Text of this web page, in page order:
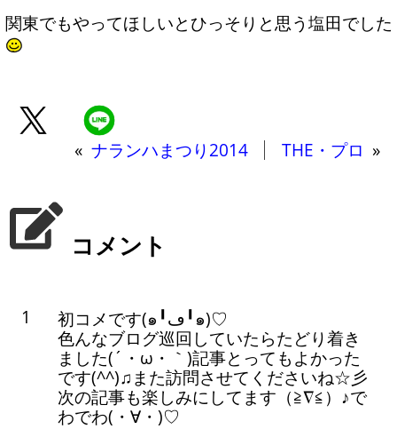
関東でもやってほしいとひっそりと思う塩田でした
« ナランハまつり2014 THE・プロ »
コメント
1
初コメです(๑╹ڡ╹๑)♡
色んなブログ巡回していたらたどり着き
ました(´・ω・｀)記事とってもよかった
です(^^)♫また訪問させてくださいね☆彡
次の記事も楽しみにしてます（≧∇≦）♪で
わでわ(・∀・)♡